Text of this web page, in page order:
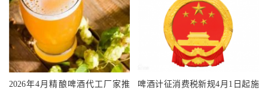
2026年4月精酿啤酒代工厂家推
啤酒计征消费税新规4月1日起施